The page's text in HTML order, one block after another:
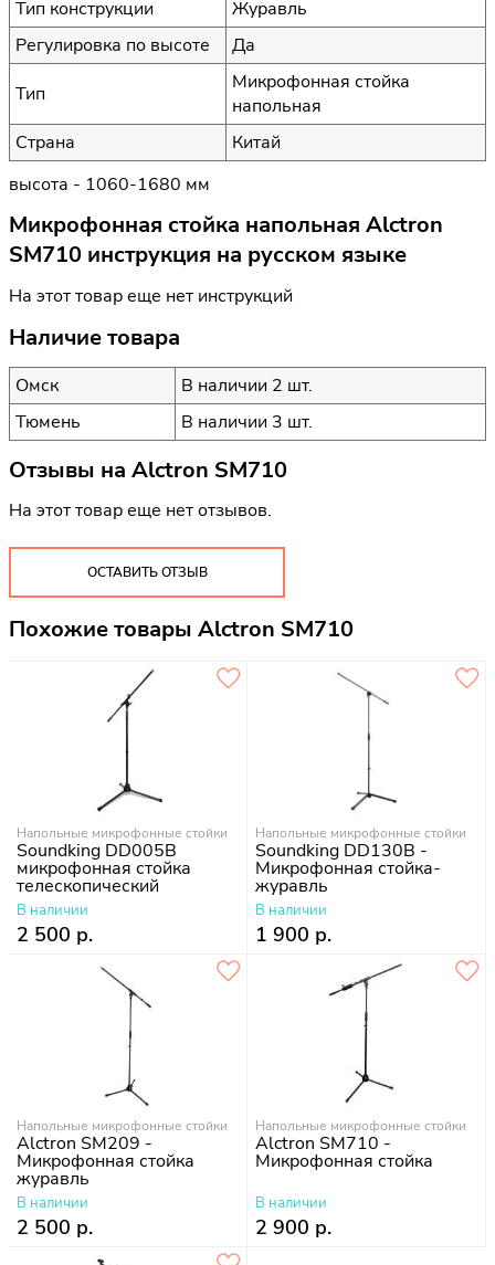
Тип конструкции
Журавль
Регулировка по высоте
Да
Тип
Микрофонная стойка
напольная
Страна
Китай
высота - 1060-1680 мм
Микрофонная стойка напольная Alctron
SM710 инструкция на русском языке
На этот товар еще нет инструкций
Наличие товара
Омск
В наличии 2 шт.
Тюмень
В наличии 3 шт.
Отзывы на Alctron SM710
На этот товар еще нет отзывов.
ОСТАВИТЬ ОТЗЫВ
Похожие товары Alctron SM710
Напольные микрофонные стойки
Soundking DD005B
микрофонная стойка
телескопический
"журавль"
В наличии
2 500 р.
Напольные микрофонные стойки
Soundking DD130B -
Микрофонная стойка-
журавль
В наличии
1 900 р.
Напольные микрофонные стойки
Alctron SM209 -
Микрофонная стойка
журавль
В наличии
2 500 р.
Напольные микрофонные стойки
Alctron SM710 -
Микрофонная стойка
В наличии
2 900 р.